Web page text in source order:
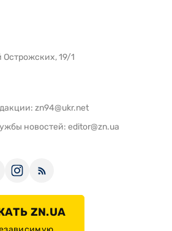
Острожских, 19/1
zn94@ukr.net
новостей: editor@zn.ua
ZN.UA